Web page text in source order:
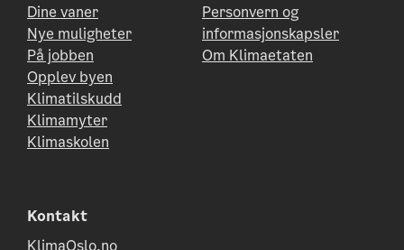
Dine vaner
Nye muligheter
På jobben
Opplev byen
Klimatilskudd
Klimamyter
Klimaskolen
Personvern og
informasjonskapsler
Om Klimaetaten
Kontakt